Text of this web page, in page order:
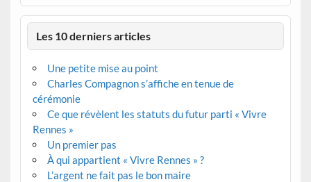
Les 10 derniers articles
Une petite mise au point
Charles Compagnon s’affiche en tenue de
cérémonie
Ce que révèlent les statuts du futur parti « Vivre
Rennes »
Un premier pas
À qui appartient « Vivre Rennes » ?
L’argent ne fait pas le bon maire